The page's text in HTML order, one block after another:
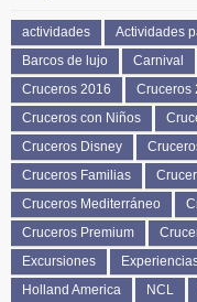
actividades Actividades
Barcos de lujo
Carnival
Cruceros 2016
Cruceros
Cruceros con Niños
Cruceros Disney
Cruceros Familias
Cruceros Mediterráneo
Cruceros Premium
Excursiones
Holland America
NCL